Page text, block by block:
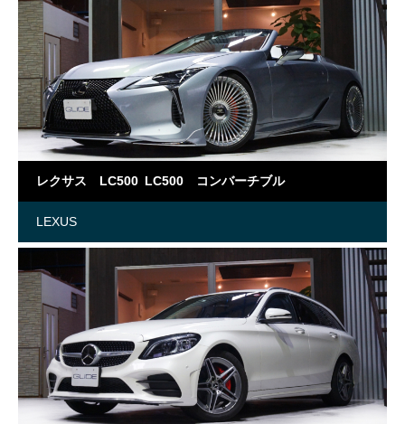
レクサス LC500 LC500 コンバーチブル
LEXUS